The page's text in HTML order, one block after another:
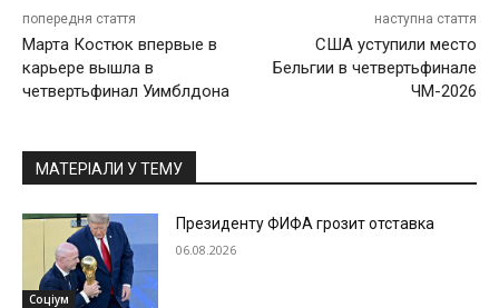
попередня стаття
Марта Костюк впервые в
карьере вышла в
четвертьфинал Уимблдона
наступна стаття
США уступили место
Бельгии в четвертьфинале
ЧМ-2026
МАТЕРІАЛИ У ТЕМУ
Соціум
Президенту ФИФА грозит отставка
06.08.2026